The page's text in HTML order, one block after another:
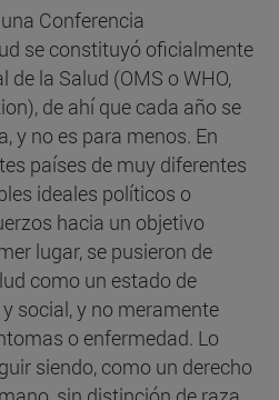
Conferencia
se constituyó oficialmente
la Salud (OMS o WHO,
de ahí que cada año se
y no es para menos. En
países de muy diferentes
ideales políticos o
hacia un objetivo
lugar, se pusieron de
como un estado de
social, y no meramente
o enfermedad. Lo
siendo, como un derecho